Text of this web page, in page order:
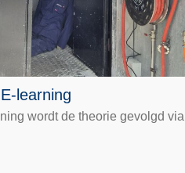
learning
wordt de theorie gevolgd